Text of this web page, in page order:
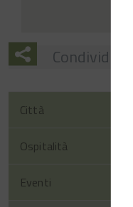
Condividi
Città
Ospitalità
Eventi